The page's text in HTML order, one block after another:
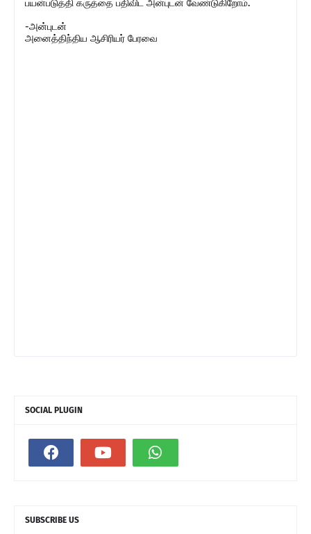
பயன்படுத்தி கருத்தை பதிவிட அன்புடன் வேண்டுகிறோம்.
-அன்புடன்
அனைத்திந்திய ஆசிரியர் பேரவை
SOCIAL PLUGIN
SUBSCRIBE US